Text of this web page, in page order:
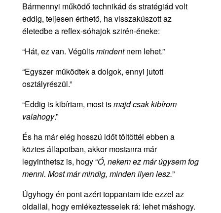
Bármennyi működő technikád és stratégiád volt
eddig, teljesen érthető, ha visszakúszott az
életedbe a reflex-sóhajok szirén-éneke:
“Hát, ez van. Végülismindentnem lehet.”
“Egyszer működtek a dolgok, ennyi jutott
osztályrészül.”
“Eddig is kibírtam, most ismajd csak kibírom
valahogy.”
És ha már elég hosszú időt töltöttél ebben a
köztes állapotban, akkor mostanra már
legyinthetsz is, hogy “Ó, nekem ez már úgysem fog
menni. Most már mindig, minden ilyen lesz.”
Úgyhogy én pont azért toppantam ide ezzel az
oldallal, hogy emlékeztesselek rá: lehet máshogy.